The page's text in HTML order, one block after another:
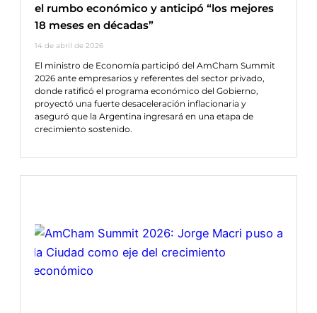
el rumbo económico y anticipó “los mejores
18 meses en décadas”
14 de abril de 2026
El ministro de Economía participó del AmCham Summit
2026 ante empresarios y referentes del sector privado,
donde ratificó el programa económico del Gobierno,
proyectó una fuerte desaceleración inflacionaria y
aseguró que la Argentina ingresará en una etapa de
crecimiento sostenido.